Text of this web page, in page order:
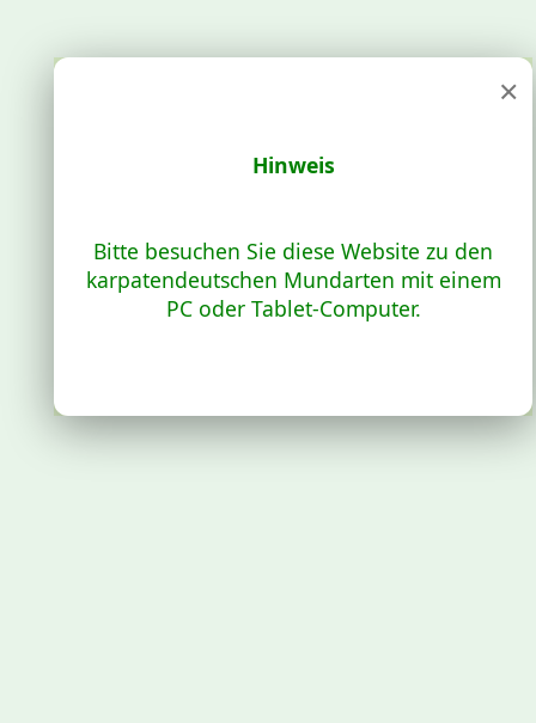
×
Hinweis
Bitte besuchen Sie diese Website zu den
karpatendeutschen Mundarten mit einem
PC oder Tablet-Computer.